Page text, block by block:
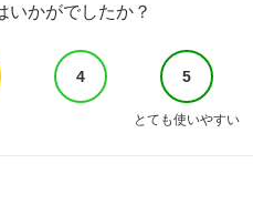
いかがでしたか？
4 5
とても使いやすい